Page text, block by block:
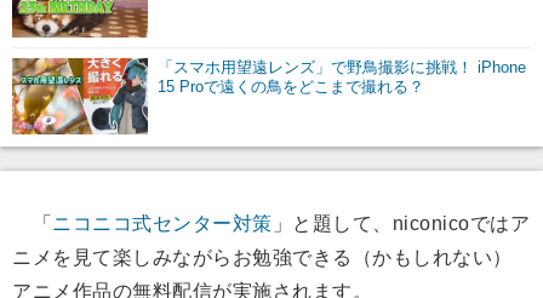
「スマホ用望遠レンズ」で野鳥撮影に挑戦！ iPhone
15 Proで遠くの鳥をどこまで撮れる？
「 ニコニコ式センター対策 」と題して、niconicoではア
ニメを見て楽しみながらお勉強できる（かもしれない）
アニメ作品の無料配信が実施されます。